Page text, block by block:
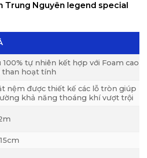
Trung Nguyên legend special
100% tự nhiên kết hợp với Foam cao
than hoạt tính
nệm được thiết kế các lỗ tròn giúp
khả năng thoáng khí vượt trội